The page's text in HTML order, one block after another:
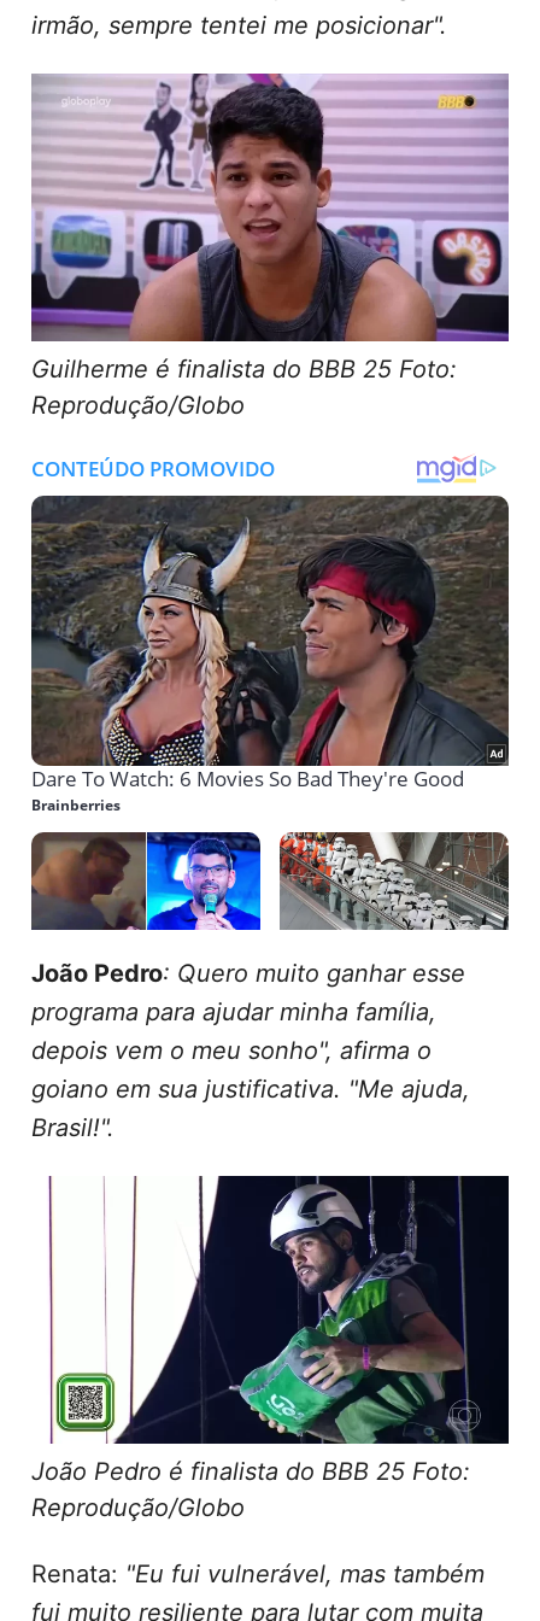
irmão, sempre tentei me posicionar".
Guilherme é finalista do BBB 25 Foto:
Reprodução/Globo
João Pedro
: Quero muito ganhar esse
programa para ajudar minha família,
depois vem o meu sonho", afirma o
goiano em sua justificativa. "Me ajuda,
Brasil!".